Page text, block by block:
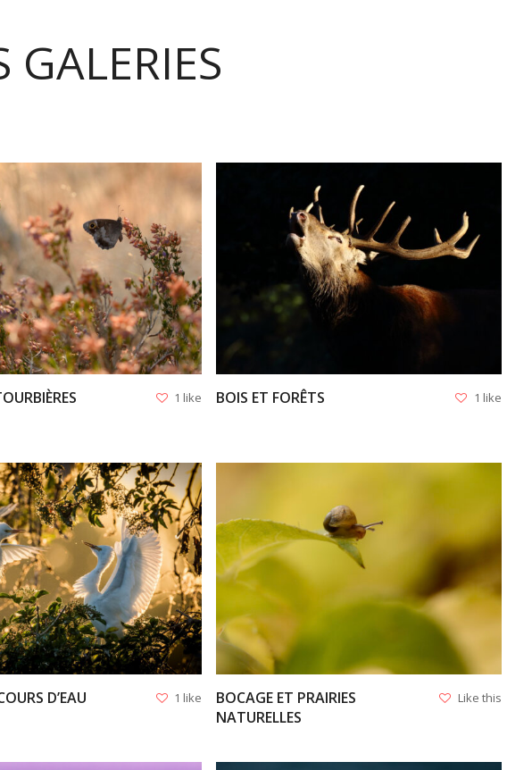
GALERIES
VIEW
1 like
VIEW
BOIS ET FORÊTS 1 like
VIEW
D’EAU 1 like
BOCAGE ET PRAIRIES
NATURELLES
Like this